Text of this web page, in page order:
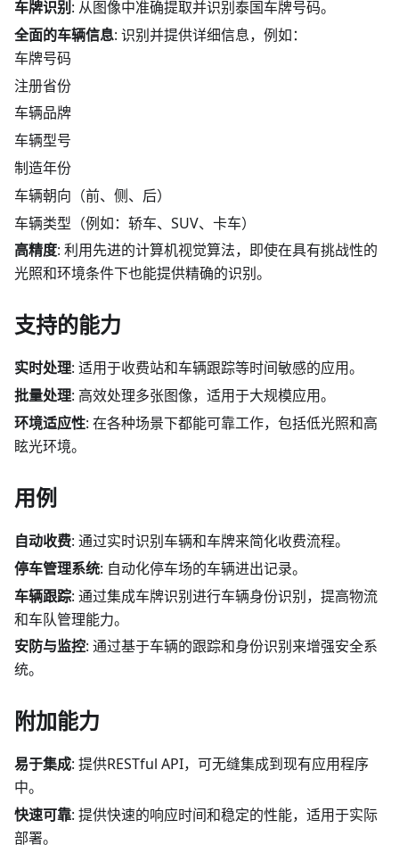
车牌识别 : 从图像中准确提取并识别泰国车牌号码。
全面的车辆信息: 识别并提供详细信息，例如：
车牌号码
注册省份
车辆品牌
车辆型号
制造年份
车辆朝向（前、侧、后）
车辆类型（例如：轿车、SUV、卡车）
高精度: 利用先进的计算机视觉算法，即使在具有挑战性的
光照和环境条件下也能提供精确的识别。
支持的能力
实时处理: 适用于收费站和车辆跟踪等时间敏感的应用。
批量处理: 高效处理多张图像，适用于大规模应用。
环境适应性: 在各种场景下都能可靠工作，包括低光照和高
眩光环境。
用例
自动收费: 通过实时识别车辆和车牌来简化收费流程。
停车管理系统: 自动化停车场的车辆进出记录。
车辆跟踪: 通过集成车牌识别进行车辆身份识别，提高物流
和车队管理能力。
安防与监控: 通过基于车辆的跟踪和身份识别来增强安全系
统。
附加能力
易于集成: 提供RESTful API，可无缝集成到现有应用程序
中。
快速可靠: 提供快速的响应时间和稳定的性能，适用于实际
部署。